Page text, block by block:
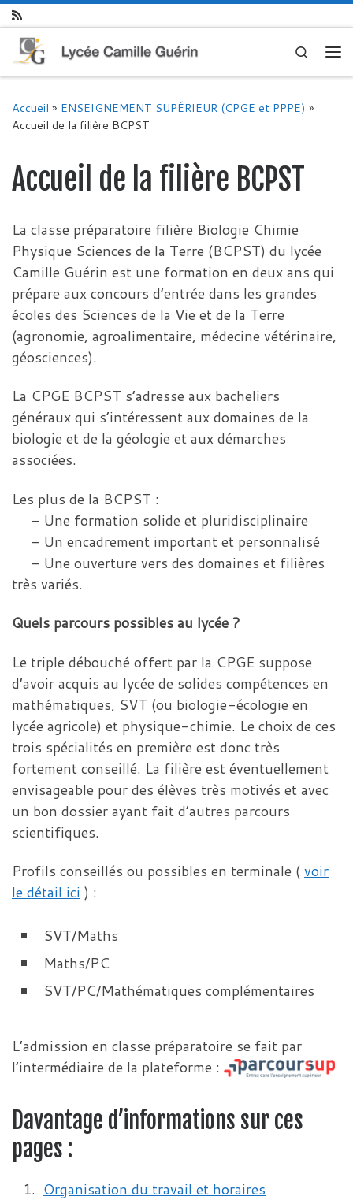
Skip to content
Search
Accueil » ENSEIGNEMENT SUPÉRIEUR (CPGE et PPPE) »
Accueil de la filière BCPST
Accueil de la filière BCPST
La classe préparatoire filière Biologie Chimie
Physique Sciences de la Terre (BCPST) du lycée
Camille Guérin est une formation en deux ans qui
prépare aux concours d’entrée dans les grandes
écoles des Sciences de la Vie et de la Terre
(agronomie, agroalimentaire, médecine vétérinaire,
géosciences).
La CPGE BCPST s’adresse aux bacheliers
généraux qui s’intéressent aux domaines de la
biologie et de la géologie et aux démarches
associées.
Les plus de la BCPST :
– Une formation solide et pluridisciplinaire
– Un encadrement important et personnalisé
– Une ouverture vers des domaines et filières
très variés.
Quels parcours possibles au lycée ?
Le triple débouché offert par la CPGE suppose
d’avoir acquis au lycée de solides compétences en
mathématiques, SVT (ou biologie-écologie en
lycée agricole) et physique-chimie. Le choix de ces
trois spécialités en première est donc très
fortement conseillé. La filière est éventuellement
envisageable pour des élèves très motivés et avec
un bon dossier ayant fait d’autres parcours
scientifiques.
Profils conseillés ou possibles en terminale (voir
le détail ici ) :
SVT/Maths
Maths/PC
SVT/PC/Mathématiques complémentaires
L’admission en classe préparatoire se fait par
l’intermédiaire de la plateforme :
Davantage d’informations sur ces
pages :
Organisation du travail et horaires